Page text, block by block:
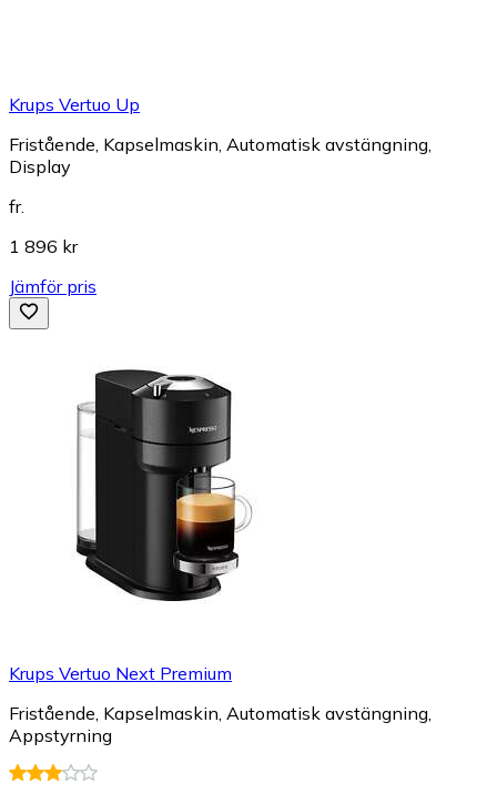
Krups Vertuo Up
Fristående, Kapselmaskin, Automatisk avstängning,
Display
fr.
1 896 kr
Jämför pris
Krups Vertuo Next Premium
Fristående, Kapselmaskin, Automatisk avstängning,
Appstyrning